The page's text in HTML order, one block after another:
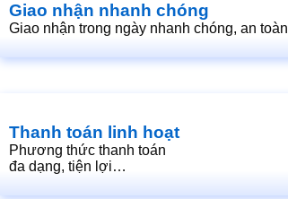
Giao nhận nhanh chóng
Giao nhận trong ngày nhanh chóng, an toàn
Thanh toán linh hoạt
Phương thức thanh toán
đa dạng, tiện lợi…